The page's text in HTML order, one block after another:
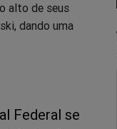
alto de seus
dando uma
Federal se